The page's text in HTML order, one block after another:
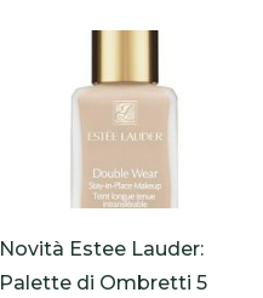
Novità Estee Lauder:
Palette di Ombretti 5